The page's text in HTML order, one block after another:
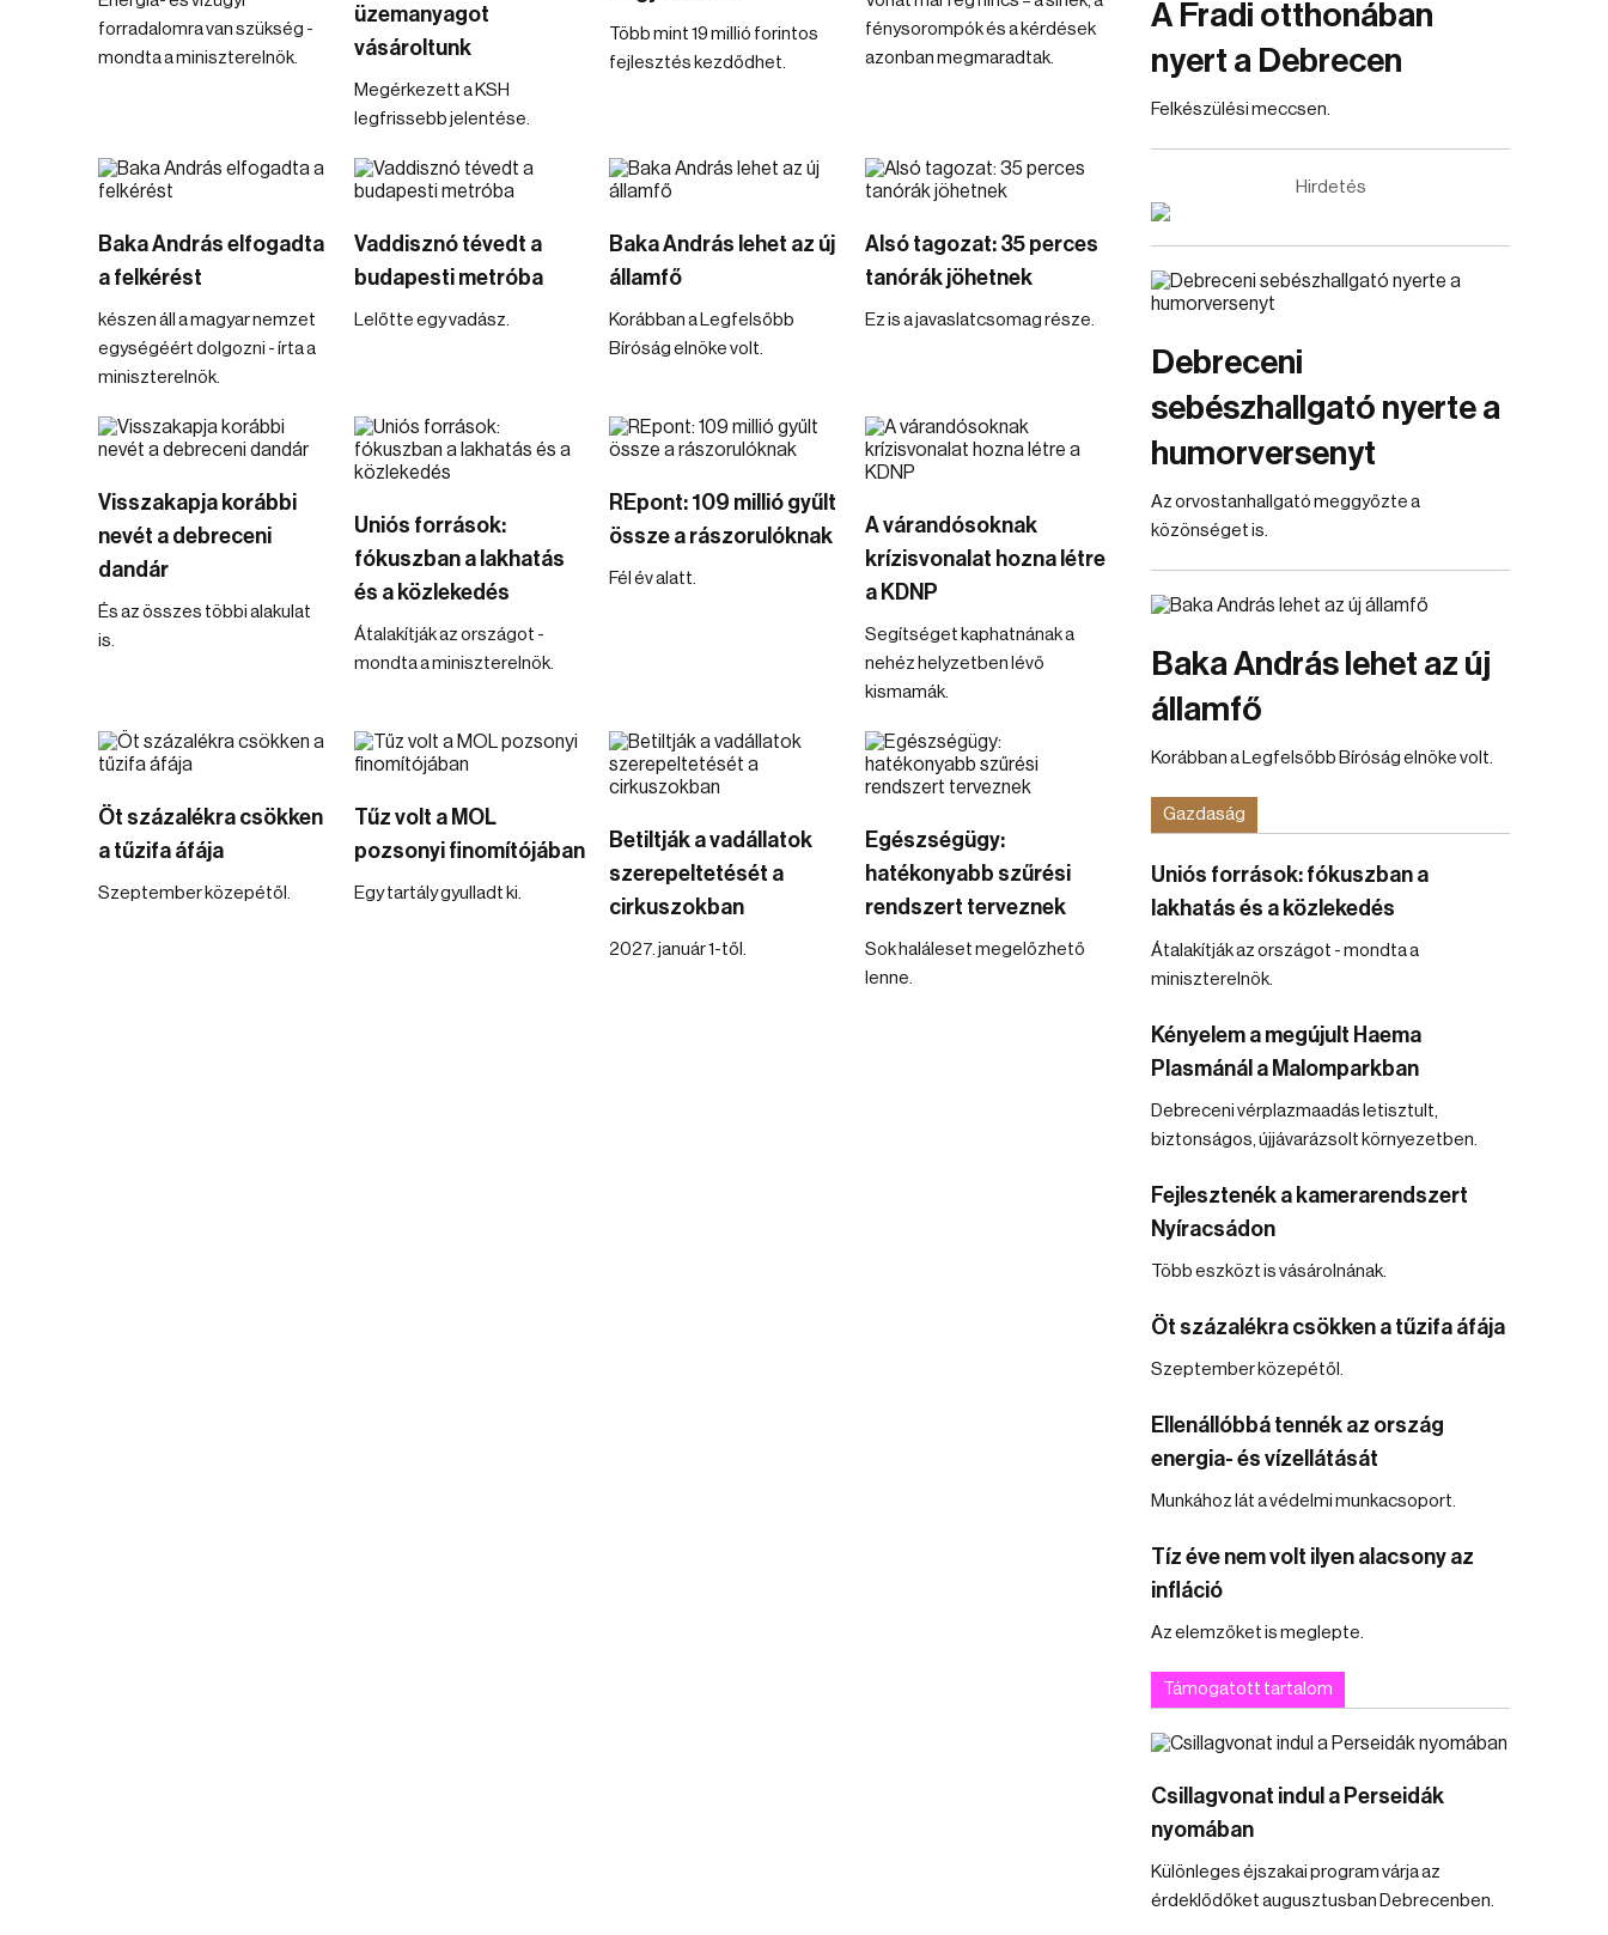
forradalomra van szükség -
mondta a miniszterelnök.
üzemanyagot
vásároltunk
Megérkezett a KSH
legfrissebb jelentése.
Több mint 19 millió forintos
fejlesztés kezdődhet.
fénysorompók és a kérdések
azonban megmaradtak.
Baka András elfogadta
a felkérést
készen áll a magyar nemzet
egységéért dolgozni - írta a
miniszterelnök.
Vaddisznó tévedt a
budapesti metróba
Lelőtte egy vadász.
Baka András lehet az új
államfő
Korábban a Legfelsőbb
Bíróság elnöke volt.
Alsó tagozat: 35 perces
tanórák jöhetnek
Ez is a javaslatcsomag része.
Visszakapja korábbi
nevét a debreceni
dandár
És az összes többi alakulat
is.
Uniós források:
fókuszban a lakhatás
és a közlekedés
Átalakítják az országot -
mondta a miniszterelnök.
REpont: 109 millió gyűlt
össze a rászorulóknak
Fél év alatt.
A várandósoknak
krízisvonalat hozna létre
a KDNP
Segítséget kaphatnának a
nehéz helyzetben lévő
kismamák.
Öt százalékra csökken
a tűzifa áfája
Szeptember közepétől.
Tűz volt a MOL
pozsonyi finomítójában
Egy tartály gyulladt ki.
Betiltják a vadállatok
szerepeltetését a
cirkuszokban
2027. január 1-től.
Egészségügy:
hatékonyabb szűrési
rendszert terveznek
Sok haláleset megelőzhető
lenne.
A Fradi otthonában
nyert a Debrecen
Felkészülési meccsen.
Hirdetés
Debreceni
sebészhallgató nyerte a
humorversenyt
Az orvostanhallgató meggyőzte a
közönséget is.
Baka András lehet az új
államfő
Korábban a Legfelsőbb Bíróság elnöke volt.
Gazdaság
Uniós források: fókuszban a
lakhatás és a közlekedés
Átalakítják az országot - mondta a
miniszterelnök.
Kényelem a megújult Haema
Plasmánál a Malomparkban
Debreceni vérplazmaadás letisztult,
biztonságos, újjávarázsolt környezetben.
Fejlesztenék a kamerarendszert
Nyíracsádon
Több eszközt is vásárolnának.
Öt százalékra csökken a tűzifa áfája
Szeptember közepétől.
Ellenállóbbá tennék az ország
energia- és vízellátását
Munkához lát a védelmi munkacsoport.
Tíz éve nem volt ilyen alacsony az
infláció
Az elemzőket is meglepte.
Támogatott tartalom
Csillagvonat indul a Perseidák
nyomában
Különleges éjszakai program várja az
érdeklődőket augusztusban Debrecenben.